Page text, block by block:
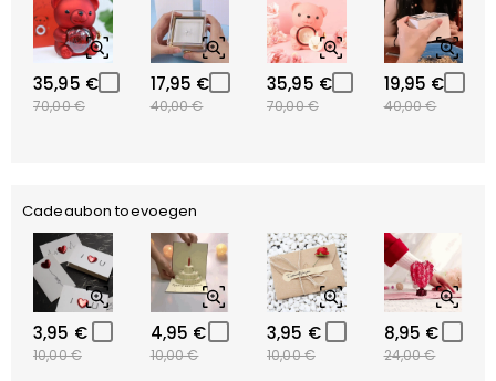
35,95 €
70,00 €
17,95 €
40,00 €
35,95 €
70,00 €
19,95 €
40,00 €
Cadeaubon toevoegen
3,95 €
10,00 €
4,95 €
10,00 €
3,95 €
10,00 €
8,95 €
24,00 €